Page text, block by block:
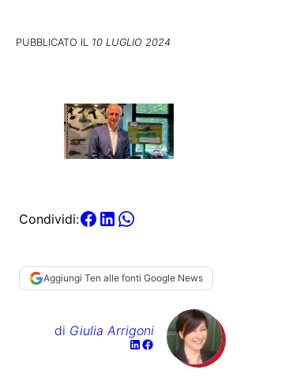
PUBBLICATO IL 10 LUGLIO 2024
Condividi:
Aggiungi Ten alle fonti Google News
di Giulia Arrigoni